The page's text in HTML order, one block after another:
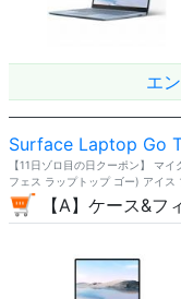
エ
Surface Laptop Go
【11日ゾロ目の日クーポン】
フェス ラップトップ ゴー) アイス
【A】ケース&